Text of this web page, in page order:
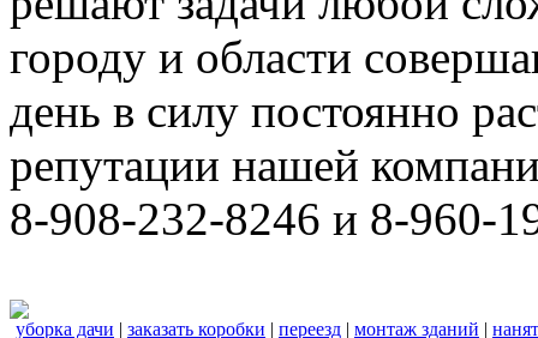
городу и области
день в силу постоянно
репутации нашей
8-908-232-8246 и 8-960-
уборка дачи | заказать коробки | переезд | монтаж зданий |